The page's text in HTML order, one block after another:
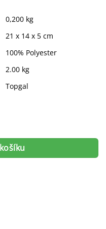
0,200 kg
21 x 14 x 5 cm
100% Polyester
2.00 kg
Topgal